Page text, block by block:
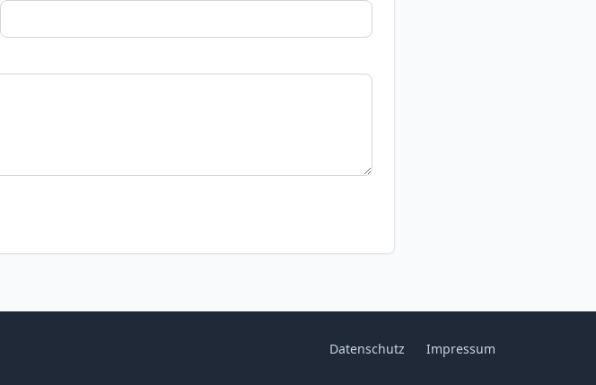
Datenschutz Impressum